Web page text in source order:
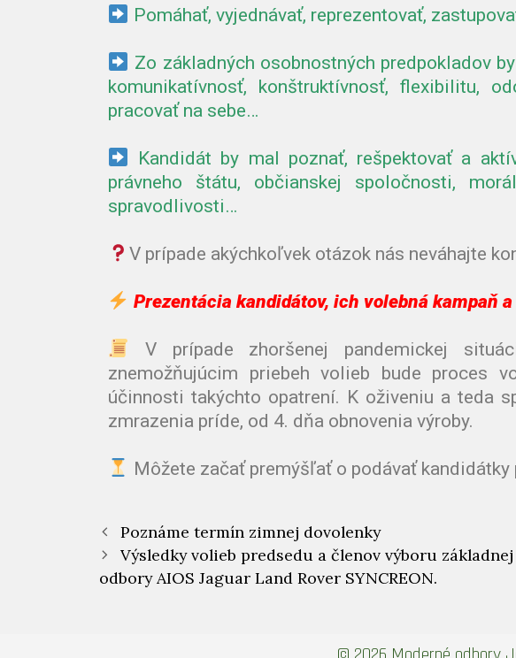
Pomáhať, vyjednávať, reprezentovať,
Zo základných osobnostných predpokladov
komunikatívnosť, konštruktívnosť, flexibilitu,
pracovať na sebe…
Kandidát by mal poznať, rešpektovať a
právneho štátu, občianskej spoločnosti,
spravodlivosti…
V prípade akýchkoľvek otázok nás neváhajte
Prezentácia kandidátov, ich volebná kampaň
V prípade zhoršenej pandemickej
znemožňujúcim priebeh volieb bude proces
účinnosti takýchto opatrení. K oživeniu a teda
zmrazenia príde, od 4. dňa obnovenia výroby.
Môžete začať premýšľať o podávať
Poznáme termín zimnej dovolenky
Výsledky volieb predsedu a členov výboru
odbory AIOS Jaguar Land Rover SYNCREON.